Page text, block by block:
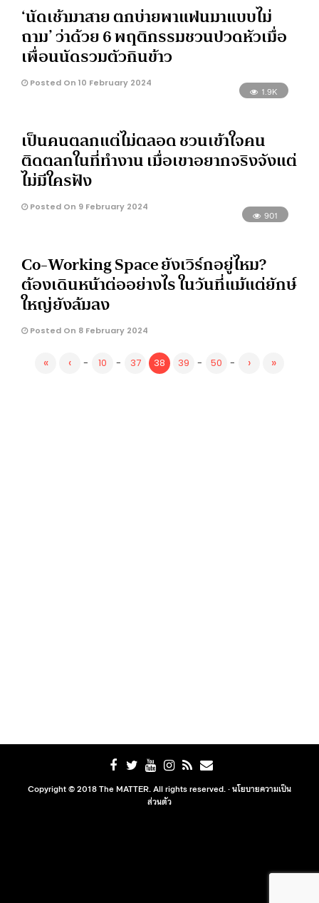
‘นัดเช้ามาสาย ตกบ่ายพาแฟนมาแบบไม่
ถาม’ ว่าด้วย 6 พฤติกรรมชวนปวดหัวเมื่อ
เพื่อนนัดรวมตัวกินข้าว
Posted On 10 February 2024
1.9K
เป็นคนตลกแต่ไม่ตลอด ชวนเข้าใจคน
ติดตลกในที่ทำงาน เมื่อเขาอยากจริงจังแต่
ไม่มีใครฟัง
Posted On 9 February 2024
901
Co-Working Space ยังเวิร์กอยู่ไหม?
ต้องเดินหน้าต่ออย่างไร ในวันที่แม้แต่ยักษ์
ใหญ่ยังล้มลง
Posted On 8 February 2024
« ‹ - 10 - 37 38 39 - 50 - › »
Copyright © 2018 The MATTER. All rights reserved. ·นโยบายความเป็น
ส่วนตัว